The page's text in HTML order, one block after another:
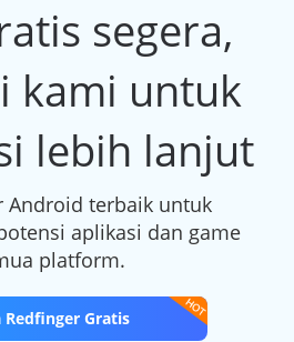
segera,
kami untuk
lebih lanjut
Android terbaik untuk
aplikasi dan game
platform.
Redfinger Gratis